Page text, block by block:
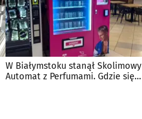
W Białymstoku stanął Skolimowy
Automat z Perfumami. Gdzie się